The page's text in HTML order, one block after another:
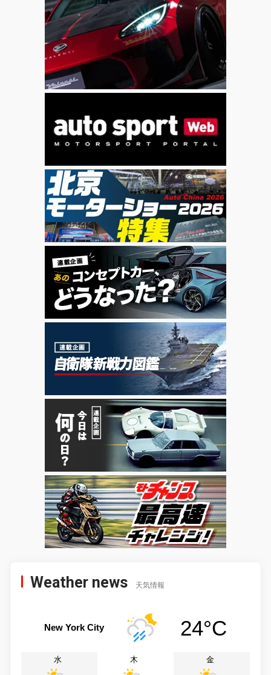
Weather news 天気情報
New York City 24°C
水 木 金